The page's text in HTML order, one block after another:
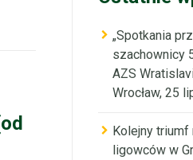
„Spotkania
szachownicy
AZS
Wrocław, 25
Kolejny triumf
ligowców w